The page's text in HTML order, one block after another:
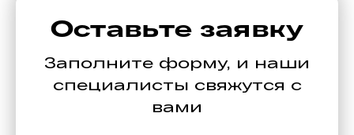
Оставьте заявку
Заполните форму, и наши
специалисты свяжутся с
вами